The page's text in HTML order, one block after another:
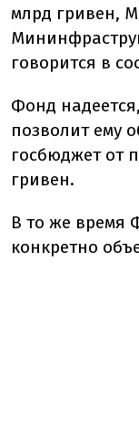
млрд гривен,
говорится в
Фонд
позволит ему
госбюджет от
гривен.
В то же время
конкретно